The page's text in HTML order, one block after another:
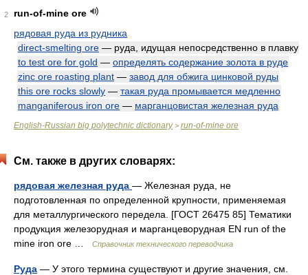
2
run-of-mine ore
рядовая руда из рудника
direct-smelting ore — руда, идущая непосредственно в плавку
to test ore for gold — определять содержание золота в руде
zinc ore roasting plant — завод для обжига цинковой руды
this ore rocks slowly — такая руда промывается медленно
manganiferous iron ore — марганцовистая железная руда
English-Russian big polytechnic dictionary> run-of-mine ore
См. также в других словарях:
рядовая железная руда — Железная руда, не
подготовленная по определенной крупности, применяемая
для металлургического передела. [ГОСТ 26475 85] Тематики
продукция железорудная и марганцеворудная EN run of the
mine iron ore …
Справочник технического переводчика
Руда — У этого термина существуют и другие значения, см.